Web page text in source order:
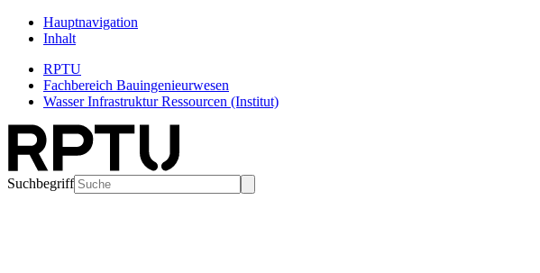
Hauptnavigation
Inhalt
RPTU
Fachbereich Bauingenieurwesen
Wasser Infrastruktur Ressourcen (Institut)
Suchbegriff